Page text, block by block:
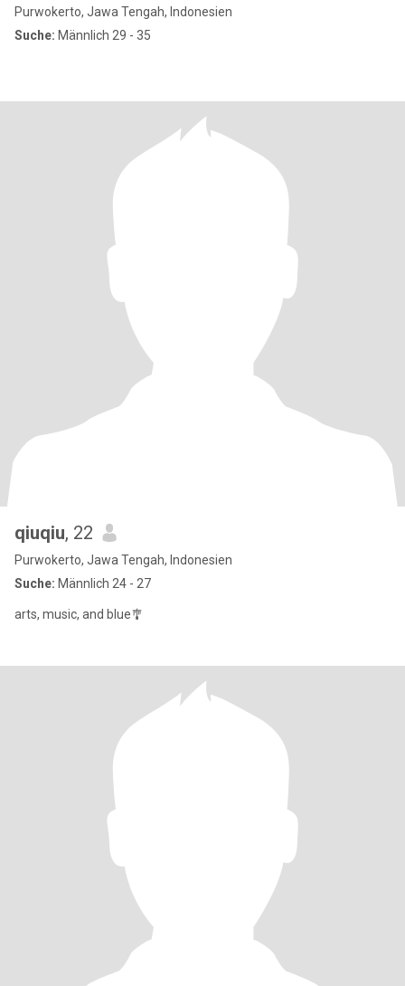
Purwokerto, Jawa Tengah, Indonesien
Suche: Männlich 29 - 35
qiuqiu, 22
Purwokerto, Jawa Tengah, Indonesien
Suche: Männlich 24 - 27
arts, music, and blue🎐